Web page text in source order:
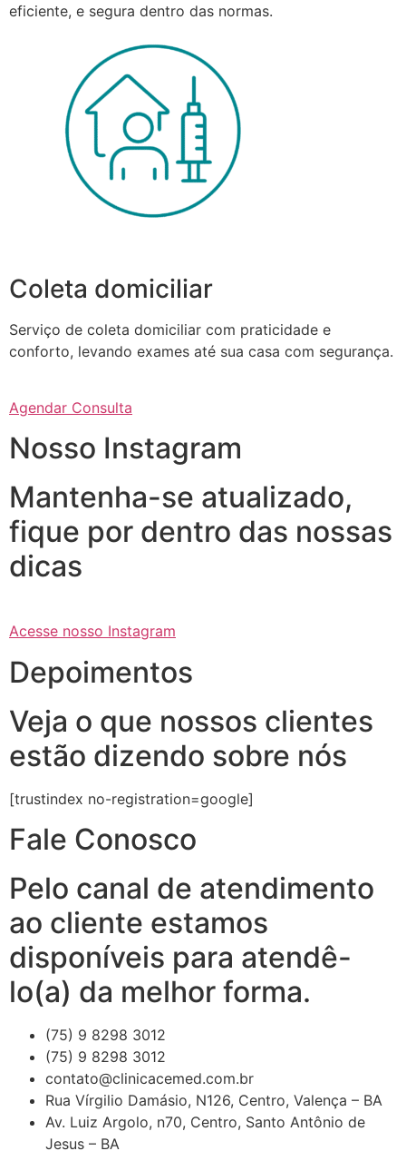
eficiente, e segura dentro das normas.
Coleta domiciliar
Serviço de coleta domiciliar com praticidade e
conforto, levando exames até sua casa com segurança.
Agendar Consulta
Nosso Instagram
Mantenha-se atualizado,
fique por dentro das nossas
dicas
Acesse nosso Instagram
Depoimentos
Veja o que nossos clientes
estão dizendo sobre nós
[trustindex no-registration=google]
Fale Conosco
Pelo canal de atendimento
ao cliente estamos
disponíveis para atendê-
lo(a) da melhor forma.
(75) 9 8298 3012
(75) 9 8298 3012
contato@clinicacemed.com.br
Rua Vírgilio Damásio, N126, Centro, Valença – BA
Av. Luiz Argolo, n70, Centro, Santo Antônio de
Jesus – BA